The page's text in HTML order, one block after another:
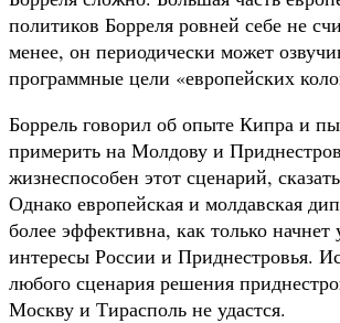
политиков Борреля ровней себе не
менее, он периодически может
программные цели «европейских
Боррель говорил об опыте Кипра и
примерить на Молдову и
жизнеспособен этот сценарий,
Однако европейская и молдавская
более эффективна, как только начнет
интересы России и Приднестровья.
любого сценария решения
Москву и Тирасполь не удастся.